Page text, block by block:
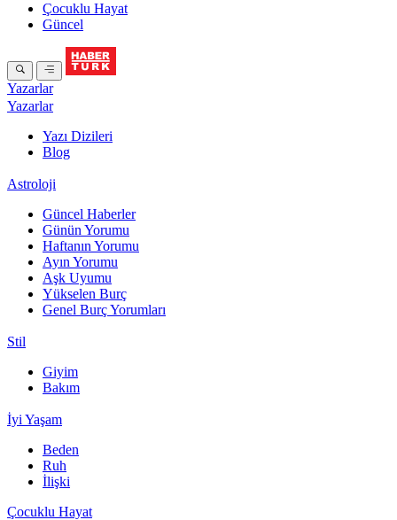
Çocuklu Hayat
Güncel
Yazarlar
Yazarlar
Yazı Dizileri
Blog
Astroloji
Güncel Haberler
Günün Yorumu
Haftanın Yorumu
Ayın Yorumu
Aşk Uyumu
Yükselen Burç
Genel Burç Yorumları
Stil
Giyim
Bakım
İyi Yaşam
Beden
Ruh
İlişki
Çocuklu Hayat